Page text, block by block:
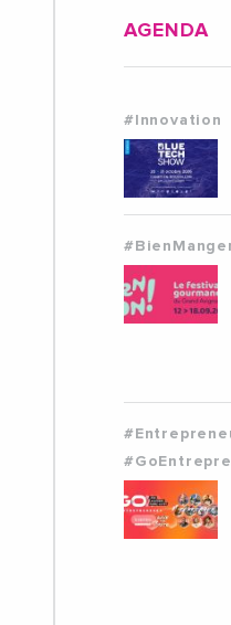
AGENDA
#Innovation